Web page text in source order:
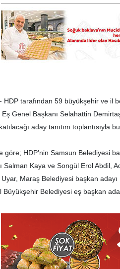
- HDP tarafından 59 büyükşehir ve il
Eş Genel Başkanı Selahattin
aday tanıtım toplantısıyla
göre; HDP'nin Samsun Belediyesi
Salman Kaya ve Songül Erol Abdil,
Maraş Belediyesi başkan
Belediyesi eş başkan